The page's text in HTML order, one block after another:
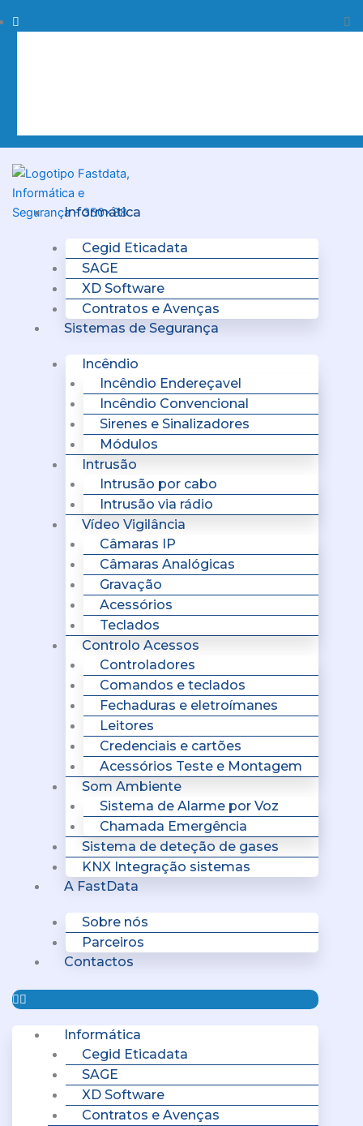
to
Procurar
Informática
Cegid Eticadata
SAGE
XD Software
Contratos e Avenças
Sistemas de Segurança
Incêndio
Incêndio Endereçavel
Incêndio Convencional
Sirenes e Sinalizadores
Módulos
Intrusão
Intrusão por cabo
Intrusão via rádio
Vídeo Vigilância
Câmaras IP
Câmaras Analógicas
Gravação
Acessórios
Teclados
Controlo Acessos
Controladores
Comandos e teclados
Fechaduras e eletroímanes
Leitores
Credenciais e cartões
Acessórios Teste e Montagem
Som Ambiente
Sistema de Alarme por Voz
Chamada Emergência
Sistema de deteção de gases
KNX Integração sistemas
A FastData
Sobre nós
Parceiros
Contactos
Menu
Informática
Cegid Eticadata
SAGE
XD Software
Contratos e Avenças